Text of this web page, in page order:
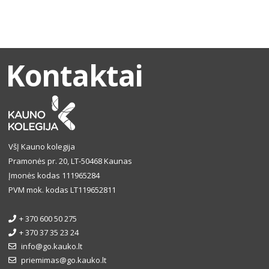
Kontaktai
VšĮ Kauno kolegija
Pramonės pr. 20, LT-50468 Kaunas
Įmonės kodas 111965284
PVM mok. kodas LT119652811
+ 370 600 50 275
+ 370 37 35 23 24
info@go.kauko.lt
priemimas@go.kauko.lt